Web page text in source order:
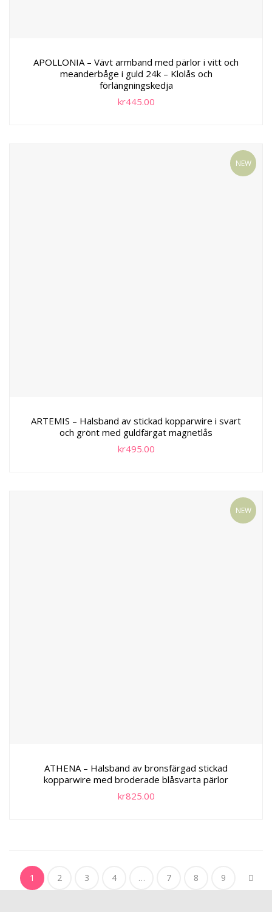
APOLLONIA – Vävt armband med pärlor i vitt och
meanderbåge i guld 24k – Klolås och
förlängningskedja
kr445.00
NEW
ARTEMIS – Halsband av stickad kopparwire i svart
och grönt med guldfärgat magnetlås
kr495.00
NEW
ATHENA – Halsband av bronsfärgad stickad
kopparwire med broderade blåsvarta pärlor
kr825.00
1 2 3 4 … 7 8 9